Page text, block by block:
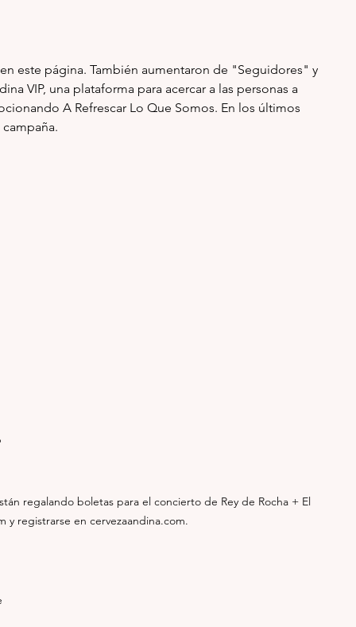
este página. También aumentaron de "Seguidores" y
VIP, una plataforma para acercar a las personas a
A Refrescar Lo Que Somos. En los últimos
regalando boletas para el concierto de Rey de Rocha + El
y registrarse en cervezaandina.com.